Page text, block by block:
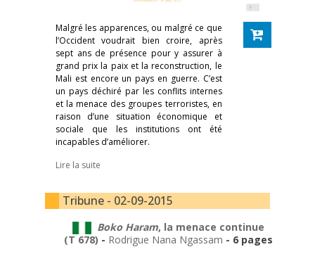
Malgré les apparences, ou malgré ce que
l’Occident voudrait bien croire, après
sept ans de présence pour y assurer à
grand prix la paix et la reconstruction, le
Mali est encore un pays en guerre. C’est
un pays déchiré par les conflits internes
et la menace des groupes terroristes, en
raison d’une situation économique et
sociale que les institutions ont été
incapables d’améliorer.
Lire la suite
Tribune - 02-09-2015
Boko Haram, la menace continue
(T 678) - Rodrigue Nana Ngassam - 6 pages